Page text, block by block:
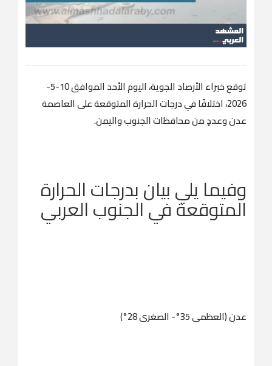
توقع خبراء الأرصاد الجوية، اليوم الأحد الموافق 10-5-
2026، اختلافًا في درجات الحرارة المتوقعة على العاصمة
عدن وعددٍ من محافظات الجنوب واليمن.
وفيما يلي بيان بدرجات الحرارة
المتوقعة في الجنوب العربي
عدن (العظمى 35°- الصغرى 28°)